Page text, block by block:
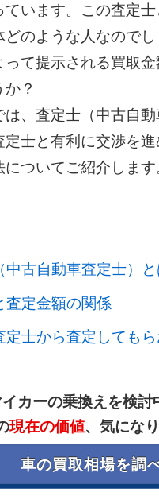
ています。この査定
のような人なのでし
って提示される買取
？
は、査定士（中古自
定士と有利に交渉を
ついてご紹介します
中古自動車査定士）と
査定金額の関係
定士から査定してもら
カーの乗換えを検討
現在の価値、気にな
車の買取相場を調